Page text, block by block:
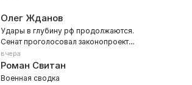
Олег Жданов
Удары в глубину рф продолжаются.
Сенат проголосовал законопроект
про «адские санкции»
вчера
Роман Свитан
Военная сводка